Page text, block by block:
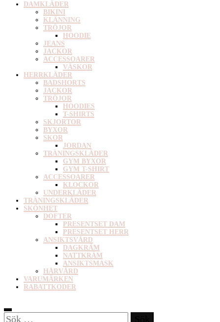
DAMKLÄDER
BIKINI
KLÄNNING
TRÖJOR
HOODIE
JEANS
JACKOR
ACCESSOARER
VÄSKOR
HERRKLÄDER
BADSHORTS
JACKOR
TRÖJOR
HOODIES
T-SHIRTS
SKJORTOR
BYXOR
SKOR
JORDAN
TRÄNINGSKLÄDER
GYM BYXOR
GYM T-SHIRT
ACCESSOARER
KLOCKOR
UNDERKLÄDER
TRÄNINGSKLÄDER
SKÖNHET
DOFTER
PRESENTSET DAM
PRESENTSET HERR
ANSIKTSVÅRD
DAGKRÄM
NATTKRÄM
ANSIKTSMASK
HÅRVÅRD
VARUMÄRKEN
RABATTKODER
Sök